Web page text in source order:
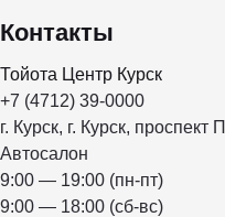
Контакты
Тойота Центр Курск
+7 (4712) 39-0000
г. Курск, г. Курск,
Автосалон
9:00 — 19:00 (пн-пт)
9:00 — 18:00 (сб-вс)